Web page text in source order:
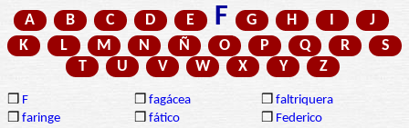
A B C D E F G H
J
K
L M N Ñ O P Q R
S
T
U V W X Y Z
❒ F ❒ fagácea ❒ faltriquera
❒ faringe ❒ fático ❒ Federico